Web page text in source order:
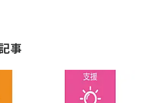
事